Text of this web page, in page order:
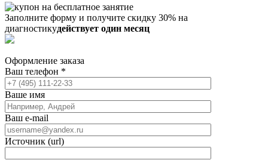
Заполните форму и получите скидку 30% на
диагностикудействует один месяц
Оформление заказа
Ваш телефон *
Ваше имя
Ваш e-mail
Источник (url)